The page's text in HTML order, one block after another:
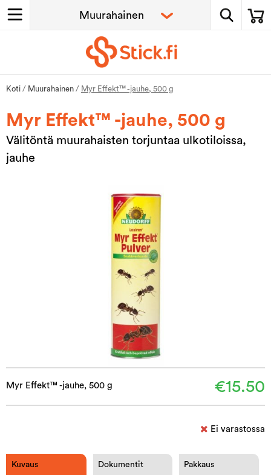
Koti / Muurahainen / Myr Effekt™ -jauhe, 500 g
Myr Effekt™ -jauhe, 500 g
Välitöntä muurahaisten torjuntaa ulkotiloissa,
jauhe
Myr Effekt™ -jauhe, 500 g €15.50
Ei varastossa
Kuvaus Dokumentit Pakkaus